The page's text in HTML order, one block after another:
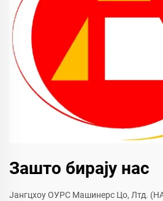
Зашто бирају нас
Јангцхоу ОУРС Машинерс Цо, Лтд.